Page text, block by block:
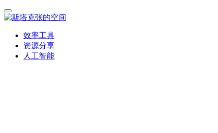
效率工具
资源分享
人工智能